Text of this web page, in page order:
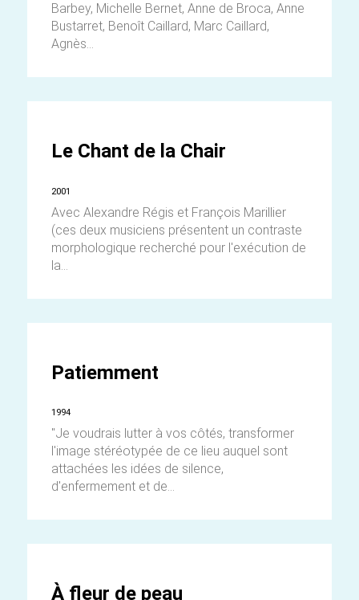
Barbey, Michelle Bernet, Anne de Broca, Anne
Bustarret, Benoît Caillard, Marc Caillard,
Agnès...
Le Chant de la Chair
2001
Avec Alexandre Régis et François Marillier
(ces deux musiciens présentent un contraste
morphologique recherché pour l'exécution de
la...
Patiemment
1994
"Je voudrais lutter à vos côtés, transformer
l'image stéréotypée de ce lieu auquel sont
attachées les idées de silence,
d'enfermement et de...
À fleur de peau